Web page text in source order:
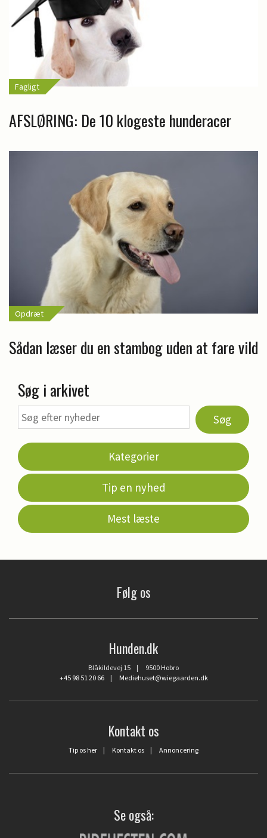
Fagligt
AFSLØRING: De 10 klogeste hunderacer
Opdræt
Sådan læser du en stambog uden at fare vild
Søg i arkivet
Søg
Kategorier
Tip en nyhed
Mest læste
Følg os
Hunden.dk
Blåkildevej 15 | 9500 Hobro
+45 98 51 20 66| Mediehuset@wiegaarden.dk
Kontakt os
Tip os her | Kontakt os | Annoncering
Se også: